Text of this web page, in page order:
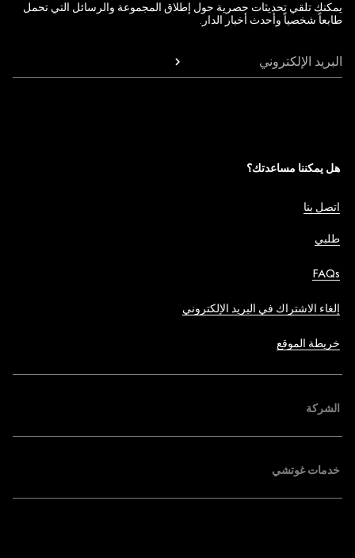
يمكنك تلقي تحديثات حصرية حول إطلاق المجموعة والرسائل التي تحمل
طابعاً شخصياً وأحدث أخبار الدار.
البريد الإلكتروني
هل يمكننا مساعدتك؟
اتصل بنا
طلبي
FAQs
إلغاء الاشتراك في البريد الإلكتروني
خريطة الموقع
الشركة
خدمات غوتشي